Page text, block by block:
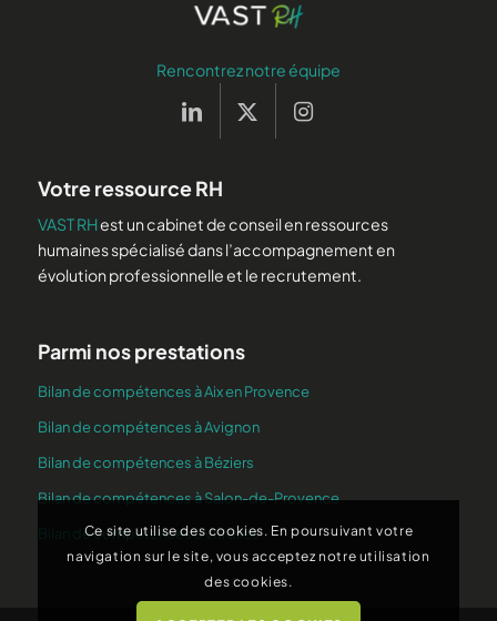
Rencontrez notre équipe
Votre ressource RH
VAST RHest un cabinet de conseil en ressources
humaines spécialisé dans l’accompagnement en
évolution professionnelle et le recrutement.
Parmi nos prestations
Bilan de compétences à Aix en Provence
Bilan de compétences à Avignon
Bilan de compétences à Béziers
Bilan de compétences à Salon-de-Provence
Bilan de compétences à Vitrolles
Ce site utilise des cookies. En poursuivant votre
navigation sur le site, vous acceptez notre utilisation
des cookies.